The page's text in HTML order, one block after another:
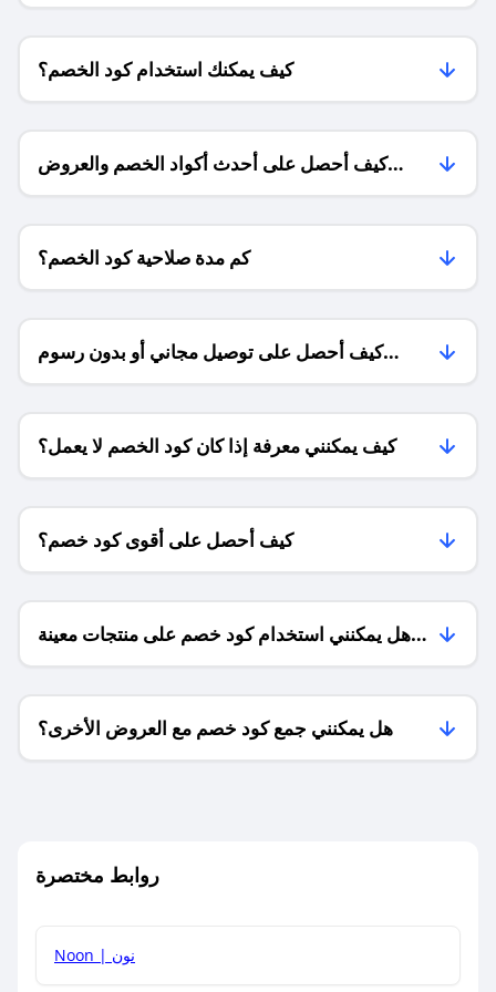
كيف يمكنك استخدام كود الخصم؟
كيف أحصل على أحدث أكواد الخصم والعروض
للمتاجر؟
كم مدة صلاحية كود الخصم؟
كيف أحصل على توصيل مجاني أو بدون رسوم
الشحن ؟
كيف يمكنني معرفة إذا كان كود الخصم لا يعمل؟
كيف أحصل على أقوى كود خصم؟
هل يمكنني استخدام كود خصم على منتجات معينة
فقط؟
هل يمكنني جمع كود خصم مع العروض الأخرى؟
روابط مختصرة
Noon | نون